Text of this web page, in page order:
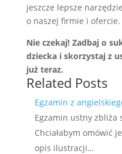
jeszcze lepsze
o naszej firmie i ofercie.
Nie czekaj! Zadbaj o
dziecka i skorzystaj z
już teraz.
Related Posts
Egzamin z
Egzamin ustny zbliża
Chciałabym omówić
opis ilustracji…